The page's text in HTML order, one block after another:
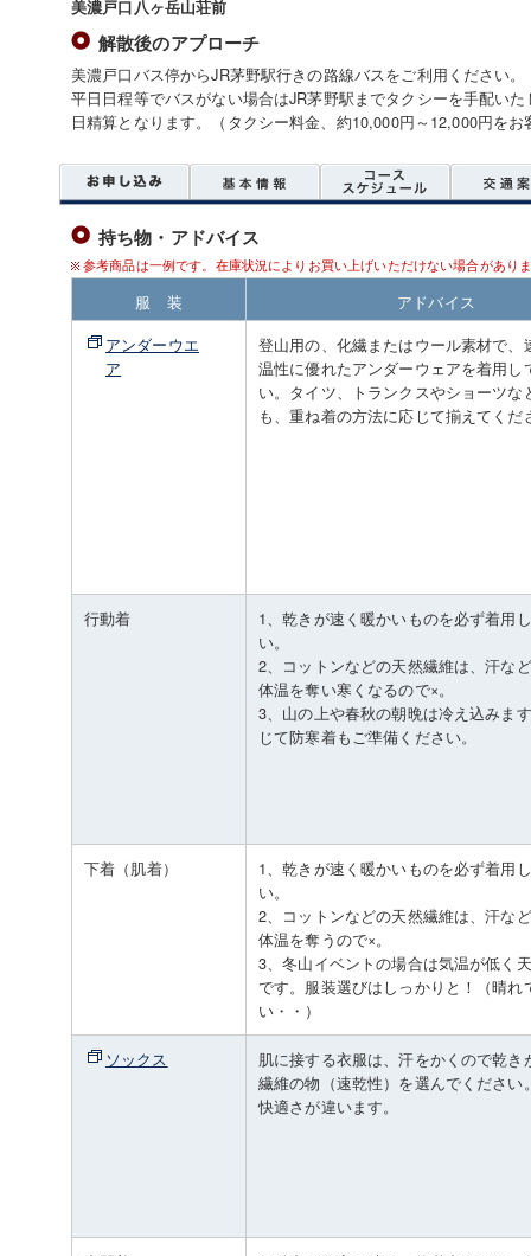
美濃戸口八ヶ岳山荘前
解散後のアプローチ
美濃戸口バス停からJR茅野駅行きの路線バスをご利用ください
平日日程等でバスがない場合はJR茅野駅までタクシーを手配い
日精算となります。（タクシー料金、約10,000円～12,000円を
持ち物・アドバイス
参考商品は一例です。在庫状況によりお買い上げいただけない場合があり
服 装
アドバイス
アンダーウエ
ア
登山用の、化繊またはウール素材で、
温性に優れたアンダーウェアを着用し
い。タイツ、トランクスやショーツな
も、重ね着の方法に応じて揃えてくだ
行動着
1、乾きが速く暖かいものを必ず着用
い。
2、コットンなどの天然繊維は、汗な
体温を奪い寒くなるので×。
3、山の上や春秋の朝晩は冷え込みま
じて防寒着もご準備ください。
下着（肌着）
1、乾きが速く暖かいものを必ず着用
い。
2、コットンなどの天然繊維は、汗な
体温を奪うので×。
3、冬山イベントの場合は気温が低く
です。服装選びはしっかりと！（晴れ
い・・）
ソックス
肌に接する衣服は、汗をかくので乾き
繊維の物（速乾性）を選んでください
快適さが違います。